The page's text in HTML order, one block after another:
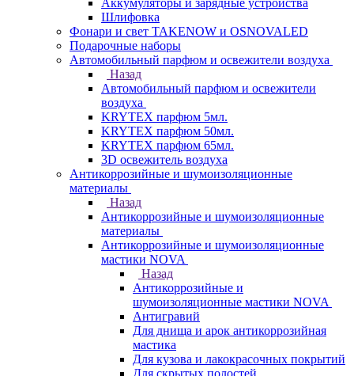
Аккумуляторы и зарядные устройства
Шлифовка
Фонари и свет TAKENOW и OSNOVALED
Подарочные наборы
Автомобильный парфюм и освежители воздуха
Назад
Автомобильный парфюм и освежители
воздуха
KRYTEX парфюм 5мл.
KRYTEX парфюм 50мл.
KRYTEX парфюм 65мл.
3D освежитель воздуха
Антикоррозийные и шумоизоляционные
материалы
Назад
Антикоррозийные и шумоизоляционные
материалы
Антикоррозийные и шумоизоляционные
мастики NOVA
Назад
Антикоррозийные и
шумоизоляционные мастики NOVA
Антигравий
Для днища и арок антикоррозийная
мастика
Для кузова и лакокрасочных покрытий
Для скрытых полостей